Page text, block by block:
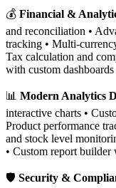
💰 Financial &
and reconciliation •
tracking • Multi-
Tax calculation and
with custom
📊 Modern Analytics
interactive charts •
Product performance
and stock level
• Custom report
🛡️ Security &